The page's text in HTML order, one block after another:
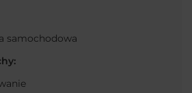
samochodowa